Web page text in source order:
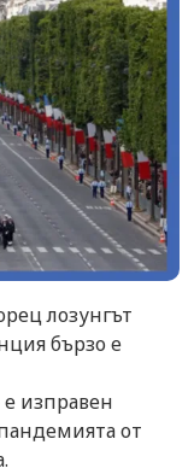
лозунгът
бързо е
изправен
от